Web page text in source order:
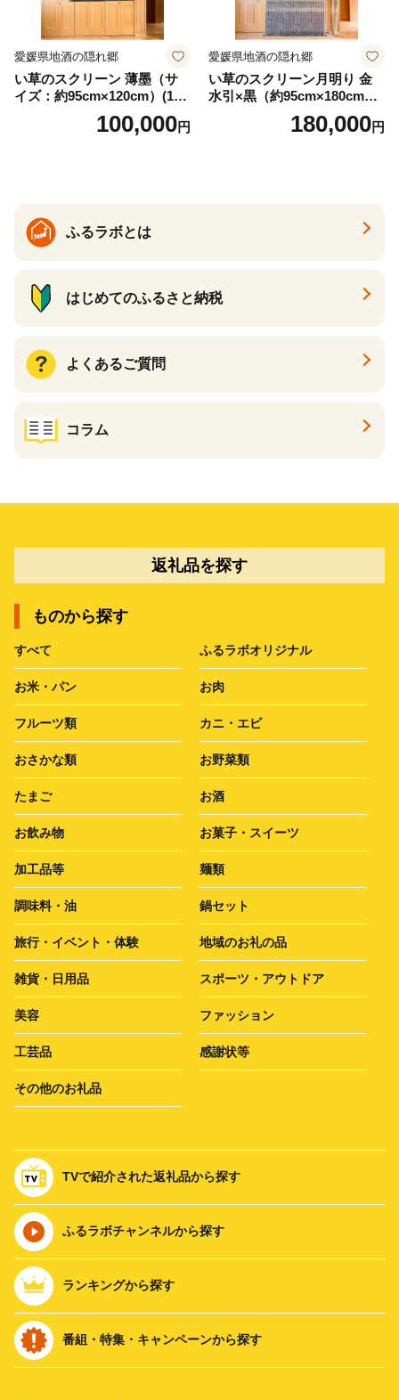
愛媛県地酒の隠れ郷
い草のスクリーン 薄墨（サ
イズ：約95cm×120cm）(14
100,000円
愛媛県地酒の隠れ郷
い草のスクリーン月明り 金
水引×黒（約95cm×180cm）
180,000円
ふるラボとは
はじめてのふるさと納税
よくあるご質問
コラム
返礼品を探す
ものから探す
すべて ふるラボオリジナル
お米・パン お肉
フルーツ類 カニ・エビ
おさかな類 お野菜類
たまご お酒
お飲み物 お菓子・スイーツ
加工品等 麺類
調味料・油 鍋セット
旅行・イベント・体験 地域のお礼の品
雑貨・日用品 スポーツ・アウトドア
美容 ファッション
工芸品 感謝状等
その他のお礼品
TVで紹介された返礼品から探す
ふるラボチャンネルから探す
ランキングから探す
番組・特集・キャンペーンから探す